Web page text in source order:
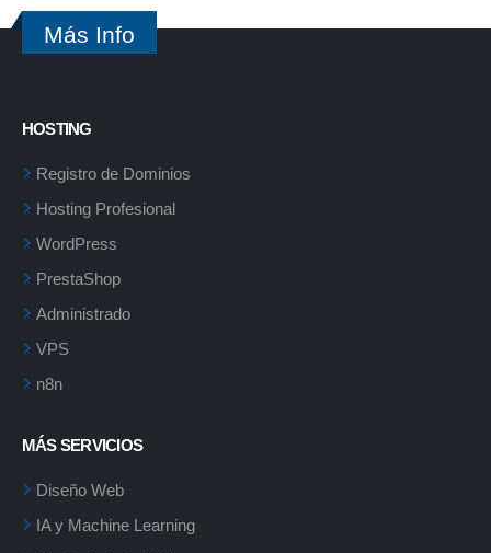
Más Info
HOSTING
Registro de Dominios
Hosting Profesional
WordPress
PrestaShop
Administrado
VPS
n8n
MÁS SERVICIOS
Diseño Web
IA y Machine Learning